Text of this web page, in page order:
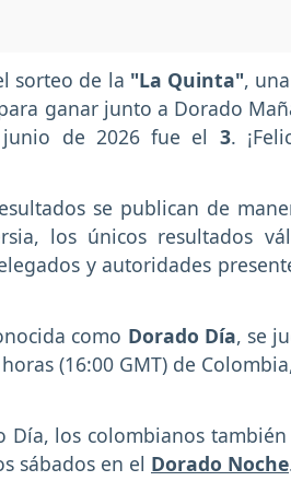
sorteo de la "La Quinta",
ganar junto a Dorado
de 2026 fue el 3.
se publican de
los únicos resultados
y autoridades
como Dorado Día, se
(16:00 GMT) de
Día, los colombianos
sábados en el Dorado Noche